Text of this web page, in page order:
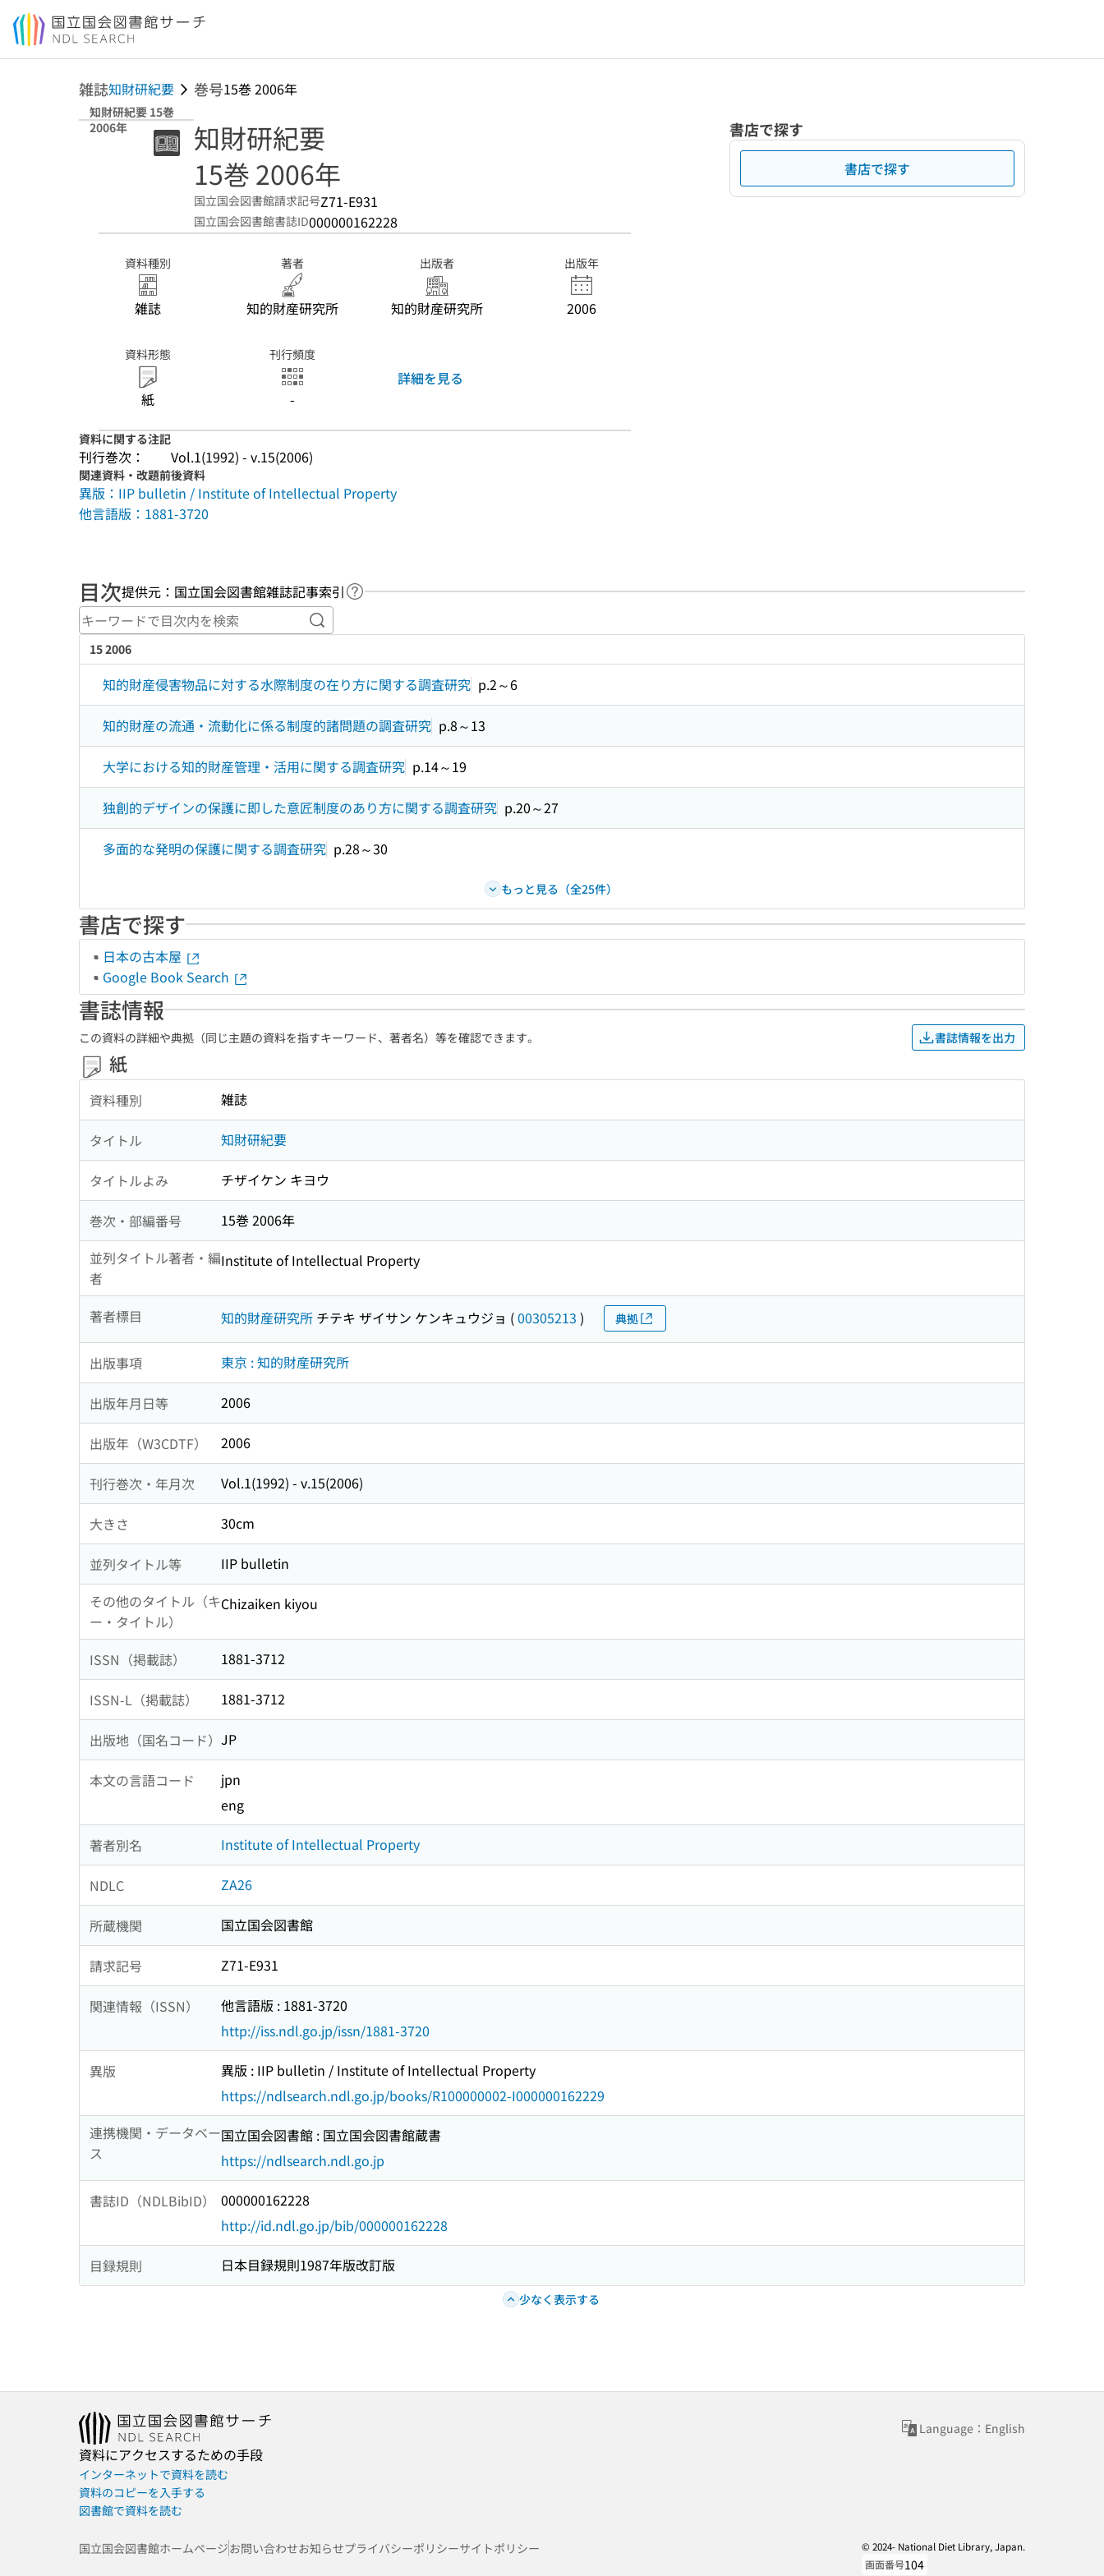
本文へ移動
雑誌知財研紀要 巻号15巻 2006年
知財研紀要 15巻
2006年
知財研紀要
15巻 2006年
国立国会図書館請求記号Z71-E931
国立国会図書館書誌ID000000162228
資料種別
雑誌
著者
知的財産研究所
出版者
知的財産研究所
出版年
2006
資料形態
紙
刊行頻度
-
詳細を見る
資料に関する注記
刊行巻次： Vol.1(1992) - v.15(2006)
関連資料・改題前後資料
異版：IIP bulletin / Institute of Intellectual Property
他言語版：1881-3720
書店で探す
書店で探す
目次提供元：国立国会図書館雑誌記事索引 ヘルプページへのリンク
キーワードで目次内を検索
15 2006
知的財産侵害物品に対する水際制度の在り方に関する調査研究 p.2～6
知的財産の流通・流動化に係る制度的諸問題の調査研究 p.8～13
大学における知的財産管理・活用に関する調査研究 p.14～19
独創的デザインの保護に即した意匠制度のあり方に関する調査研究 p.20～27
多面的な発明の保護に関する調査研究 p.28～30
もっと見る（全25件）
書店で探す
日本の古本屋
Google Book Search
書誌情報
この資料の詳細や典拠（同じ主題の資料を指すキーワード、著者名）等を確認できます。 書誌情報を出力
紙
資料種別 雑誌
タイトル 知財研紀要
タイトルよみ チザイケン キヨウ
巻次・部編番号
15巻 2006年
並列タイトル著者・編
者
Institute of Intellectual Property
著者標目 知的財産研究所 チテキ ザイサン ケンキュウジョ (00305213 ) 典拠
出版事項 東京 : 知的財産研究所
出版年月日等 2006
出版年（W3CDTF） 2006
刊行巻次・年月次 Vol.1(1992) - v.15(2006)
大きさ 30cm
並列タイトル等
IIP bulletin
その他のタイトル（キ
ー・タイトル）
Chizaiken kiyou
ISSN（掲載誌） 1881-3712
ISSN-L（掲載誌） 1881-3712
出版地（国名コード） JP
本文の言語コード
jpn
eng
著者別名 Institute of Intellectual Property
NDLC ZA26
所蔵機関 国立国会図書館
請求記号 Z71-E931
関連情報（ISSN）
他言語版 : 1881-3720
http://iss.ndl.go.jp/issn/1881-3720
異版
異版 : IIP bulletin / Institute of Intellectual Property
https://ndlsearch.ndl.go.jp/books/R100000002-I000000162229
連携機関・データベー
ス
国立国会図書館 : 国立国会図書館蔵書
https://ndlsearch.ndl.go.jp
書誌ID（NDLBibID）
000000162228
http://id.ndl.go.jp/bib/000000162228
目録規則 日本目録規則1987年版改訂版
少なく表示する
Language：English
資料にアクセスするための手段
インターネットで資料を読む
資料のコピーを入手する
図書館で資料を読む
国立国会図書館ホームページお問い合わせお知らせプライバシーポリシーサイトポリシー
© 2024- National Diet Library, Japan.
画面番号104